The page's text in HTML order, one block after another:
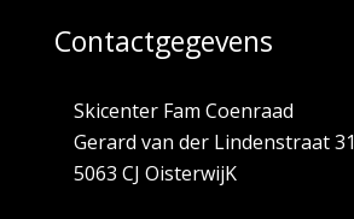
Contactgegevens
Skicenter Fam Coenraad
Gerard van der Lindenstraat 31
5063 CJ OisterwijK